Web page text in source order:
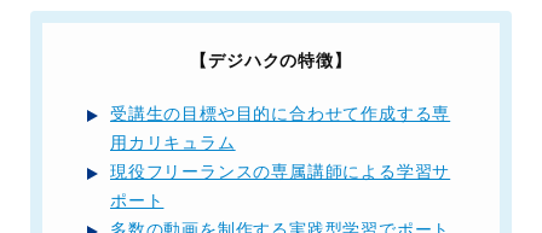
【デジハクの特徴】
受講生の目標や目的に合わせて作成する専
用カリキュラム
現役フリーランスの専属講師による学習サ
ポート